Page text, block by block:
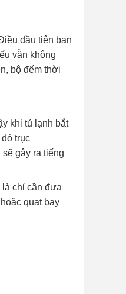
đầu tiên bạn
vẫn không
bộ đếm thời
khi tủ lạnh bắt
trục
gây ra tiếng
chỉ cần đưa
quạt bay